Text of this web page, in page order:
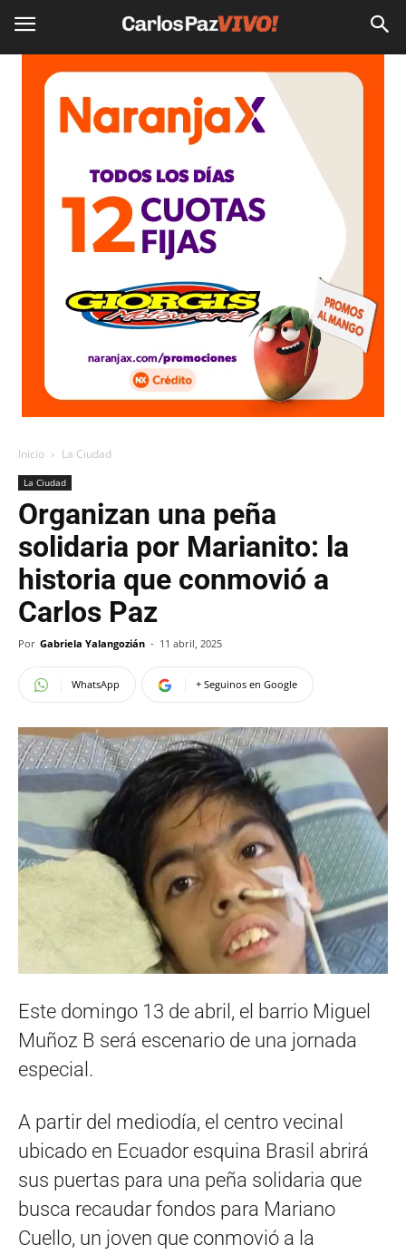
Inicio La Ciudad
La Ciudad
Organizan una peña
solidaria por Marianito: la
historia que conmovió a
Carlos Paz
Por Gabriela Yalangozián - 11 abril, 2025
WhatsApp + Seguinos en Google
Este domingo 13 de abril, el barrio Miguel
Muñoz B será escenario de una jornada
especial.
A partir del mediodía, el centro vecinal
ubicado en Ecuador esquina Brasil abrirá
sus puertas para una peña solidaria que
busca recaudar fondos para Mariano
Cuello, un joven que conmovió a la